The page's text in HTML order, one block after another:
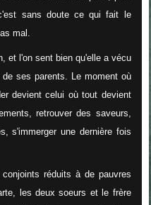
sans doute ce qui fait le
mal.
et l'on sent bien qu'elle a vécu
ses parents. Le moment où
devient celui où tout devient
retrouver des saveurs,
s'immerger une dernière fois
réduits à de pauvres
les deux soeurs et le frère